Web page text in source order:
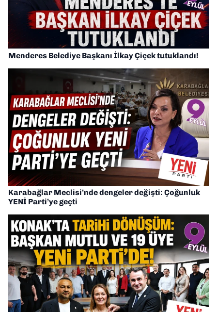
Menderes Belediye Başkanı İlkay Çiçek tutuklandı!
Karabağlar Meclisi’nde dengeler değişti: Çoğunluk
YENİ Parti’ye geçti